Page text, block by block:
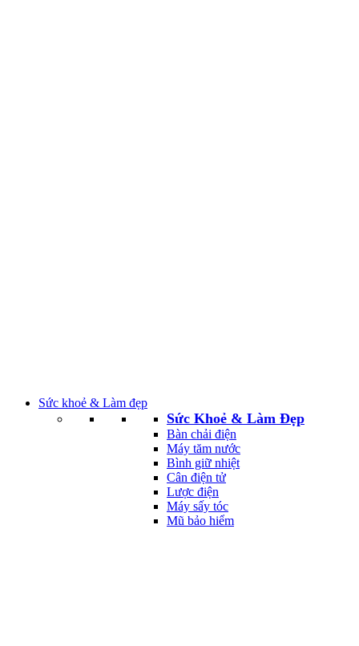
Sức khoẻ & Làm đẹp
Sức Khoẻ & Làm Đẹp
Bàn chải điện
Máy tăm nước
Bình giữ nhiệt
Cân điện tử
Lược điện
Máy sấy tóc
Mũ bảo hiểm